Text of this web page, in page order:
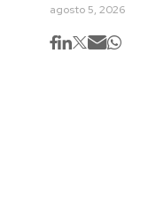
agosto 5, 2026